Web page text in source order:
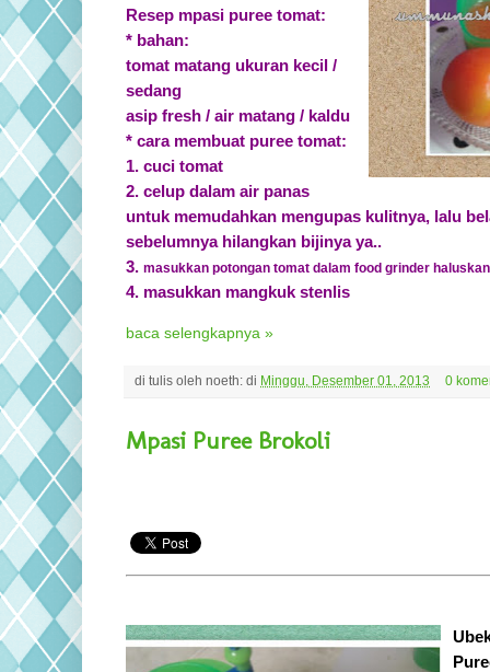
Resep mpasi puree tomat:
* bahan:
tomat matang ukuran kecil /
sedang
asip fresh / air matang / kaldu
* cara membuat puree tomat:
1. cuci tomat
2. celup dalam air panas
untuk memudahkan mengupas kulitnya, lalu
sebelumnya hilangkan bijinya ya..
3. masukkan potongan tomat dalam food grinder haluskan
4. masukkan mangkuk stenlis
baca selengkapnya »
di tulis oleh noeth: di Minggu, Desember 01, 2013 0
Mpasi Puree Brokoli